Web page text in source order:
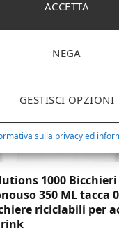
ACCETTA
NEGA
GESTISCI OPZIONI
sulla privacy ed
1000 Bicchieri
350 ML tacca
riciclabili per